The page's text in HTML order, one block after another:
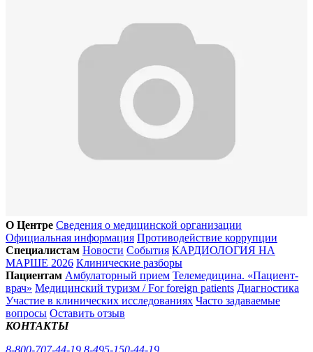
О Центре Сведения о медицинской организации
Официальная информация Противодействие коррупции
Специалистам Новости События КАРДИОЛОГИЯ НА
МАРШЕ 2026 Клинические разборы
Пациентам Амбулаторный прием Телемедицина. «Пациент-
врач» Медицинский туризм / For foreign patients Диагностика
Участие в клинических исследованиях Часто задаваемые
вопросы Оставить отзыв
КОНТАКТЫ
8-800-707-44-19 8-495-150-44-19